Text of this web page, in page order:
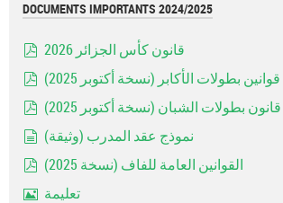
DOCUMENTS IMPORTANTS 2024/2025
قانون كأس الجزائر 2026
pdf
قوانين بطولات الأكابر (نسخة أكتوبر 2025)
pdf
قانون بطولات الشبان (نسخة أكتوبر 2025)
document
نموذج عقد المدرب (وثيقة)
pdf
القوانين العامة للفاف (نسخة 2025)
تعليمة